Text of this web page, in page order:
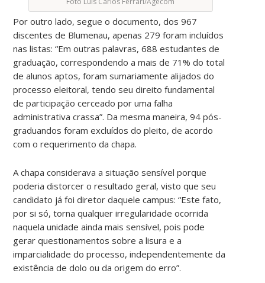
Por outro lado, segue o documento, dos 967
discentes de Blumenau, apenas 279 foram incluídos
nas listas: “Em outras palavras, 688 estudantes de
graduação, correspondendo a mais de 71% do total
de alunos aptos, foram sumariamente alijados do
processo eleitoral, tendo seu direito fundamental
de participação cerceado por uma falha
administrativa crassa”. Da mesma maneira, 94 pós-
graduandos foram excluídos do pleito, de acordo
com o requerimento da chapa.
A chapa considerava a situação sensível porque
poderia distorcer o resultado geral, visto que seu
candidato já foi diretor daquele campus: “Este fato,
por si só, torna qualquer irregularidade ocorrida
naquela unidade ainda mais sensível, pois pode
gerar questionamentos sobre a lisura e a
imparcialidade do processo, independentemente da
existência de dolo ou da origem do erro”.